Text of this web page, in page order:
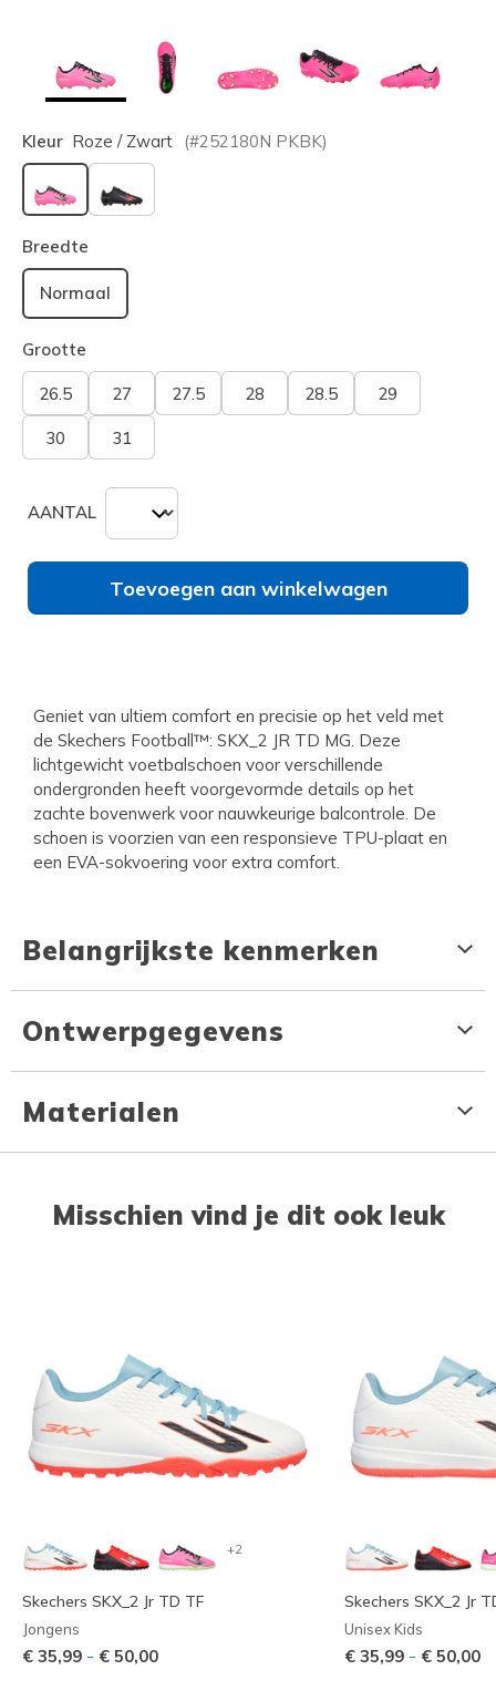
Kleur Roze / Zwart (#252180N PKBK)
geselecteerd
Breedte
Normaal
Grootte
26.5 27 27.5 28 28.5 29
30 31
AANTAL
Toevoegen aan winkelwagen
Geniet van ultiem comfort en precisie op het veld met
de Skechers Football™: SKX_2 JR TD MG. Deze
lichtgewicht voetbalschoen voor verschillende
ondergronden heeft voorgevormde details op het
zachte bovenwerk voor nauwkeurige balcontrole. De
schoen is voorzien van een responsieve TPU-plaat en
een EVA-sokvoering voor extra comfort.
Belangrijkste kenmerken
Ontwerpgegevens
Materialen
Misschien vind je dit ook leuk
+2
Skechers SKX_2 Jr TD TF
Jongens
€ 35,99 - € 50,00
Skechers SKX_2 Jr
Unisex Kids
€ 35,99 - € 50,00